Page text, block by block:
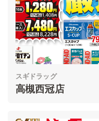
スギドラッグ
高槻西冠店